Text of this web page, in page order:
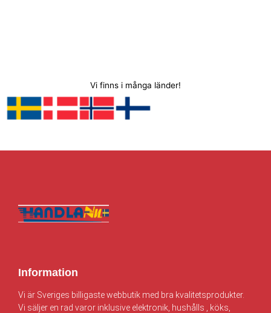
Vi finns i många länder!
Information
Vi är Sveriges billigaste webbutik med bra kvalitetsprodukter.
Vi säljer en rad varor inklusive elektronik, hushålls , köks,